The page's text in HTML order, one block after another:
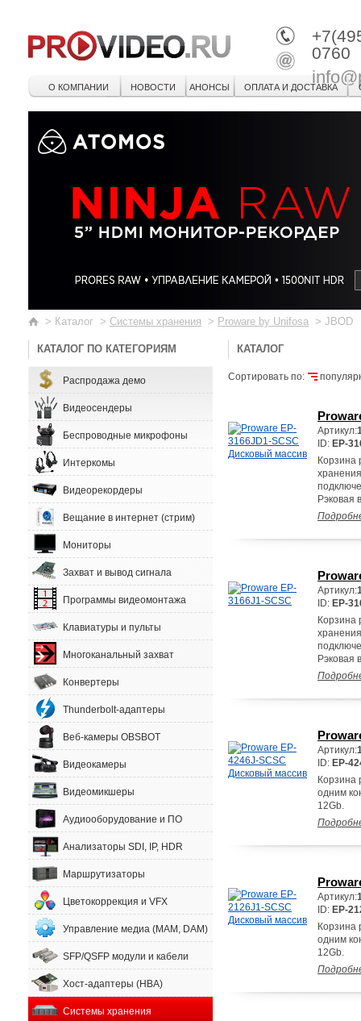
0760
О КОМПАНИИ НОВОСТИ АНОНСЫ ОПЛАТА И ДОСТАВКА
> Каталог > Системы хранения > Proware by Unifosa > JBOD
КАТАЛОГ ПО КАТЕГОРИЯМ
Распродажа демо
Видеосендеры
Беспроводные микрофоны
Интеркомы
Видеорекордеры
Вещание в интернет (стрим)
Мониторы
Захват и вывод сигнала
Программы видеомонтажа
Клавиатуры и пульты
Многоканальный захват
Конвертеры
Thunderbolt-адаптеры
Веб-камеры OBSBOT
Видеокамеры
Видеомикшеры
Аудиооборудование и ПО
Анализаторы SDI, IP, HDR
Маршрутизаторы
Цветокоррекция и VFX
Управление медиа (MAM, DAM)
SFP/QSFP модули и кабели
Хост-адаптеры (HBA)
Системы хранения
КАТАЛОГ
Сортировать по:
Артикул:
ID: EP-
Корзина
Рэковая
Артикул:
ID: EP-
Корзина
Рэковая
Артикул:
ID: EP-
Корзина
одним
12Gb.
Артикул:
ID: EP-
Корзина
одним
12Gb.